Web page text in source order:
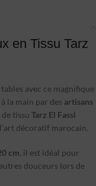
en Tissu Tarz
avec ce magnifique
la main par des artisans
tissu Tarz El Fassi
décoratif marocain.
cm, il est idéal pour
douceurs lors de